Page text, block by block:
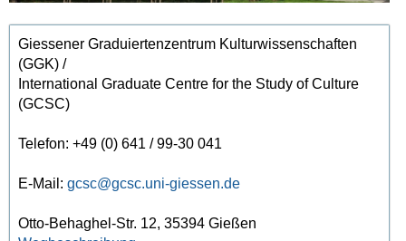
Giessener Graduiertenzentrum Kulturwissenschaften
(GGK) /
International Graduate Centre for the Study of Culture
(GCSC)
Telefon: +49 (0) 641 / 99-30 041
E-Mail:gcsc
Otto-Behaghel-Str. 12, 35394 Gießen